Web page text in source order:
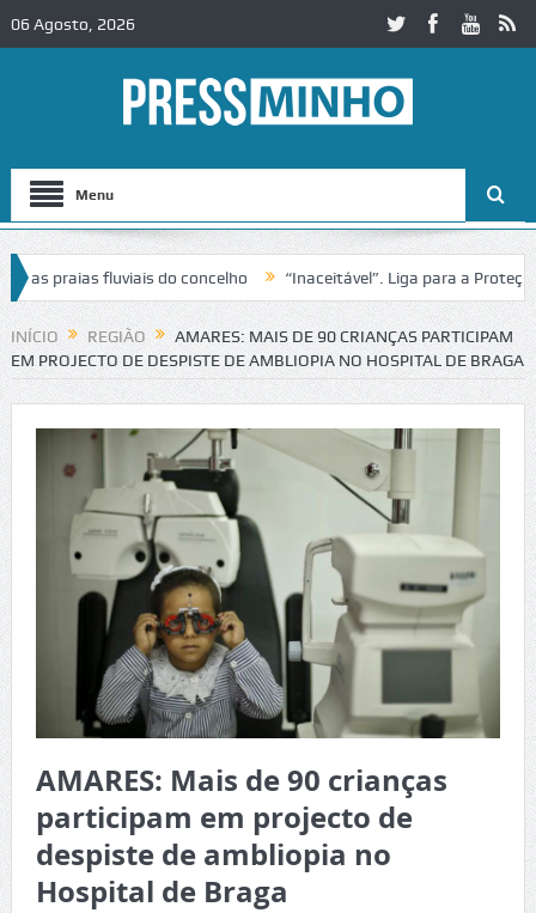
06 Agosto, 2026
Menu
praias fluviais do concelho “Inaceitável”. Liga para a Proteção da
de trânsito no IC2 em Alcobaça Igreja do Castelo de Cerveira
INÍCIO REGIÃO
AMARES: MAIS DE 90 CRIANÇAS PARTICIPAM
EM PROJECTO DE DESPISTE DE AMBLIOPIA NO HOSPITAL DE BRAGA
AMARES: Mais de 90 crianças
participam em projecto de
despiste de ambliopia no
Hospital de Braga